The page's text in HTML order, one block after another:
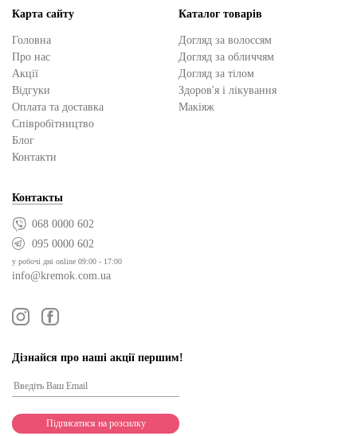
Карта сайту
Головна
Про нас
Акції
Відгуки
Оплата та доставка
Cпівробітництво
Блог
Контакти
Каталог товарів
Догляд за волоссям
Догляд за обличчям
Догляд за тілом
Здоров'я і лікування
Макіяж
Контакты
068 0000 602
095 0000 602
у робочі дні online 09:00 - 17:00
info@kremok.com.ua
Дізнайся про наші акції першим!